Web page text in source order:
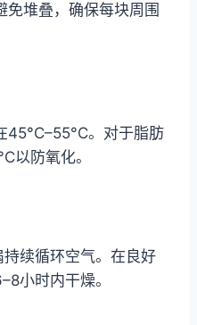
免堆叠，确保每块周围
45°C–55°C。对于脂肪
以防氧化。
续循环空气。在良好
小时内干燥。